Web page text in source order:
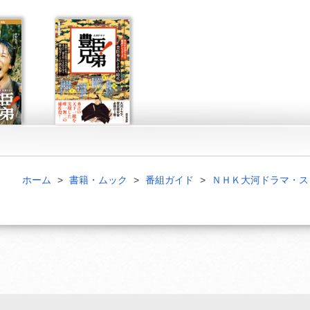
ホーム 書籍・ムック 番組ガイド ＮＨＫ大河ドラマ・